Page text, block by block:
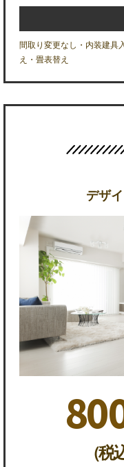
間取り変更なし・内装建具
え・畳表替え
デザ
（税